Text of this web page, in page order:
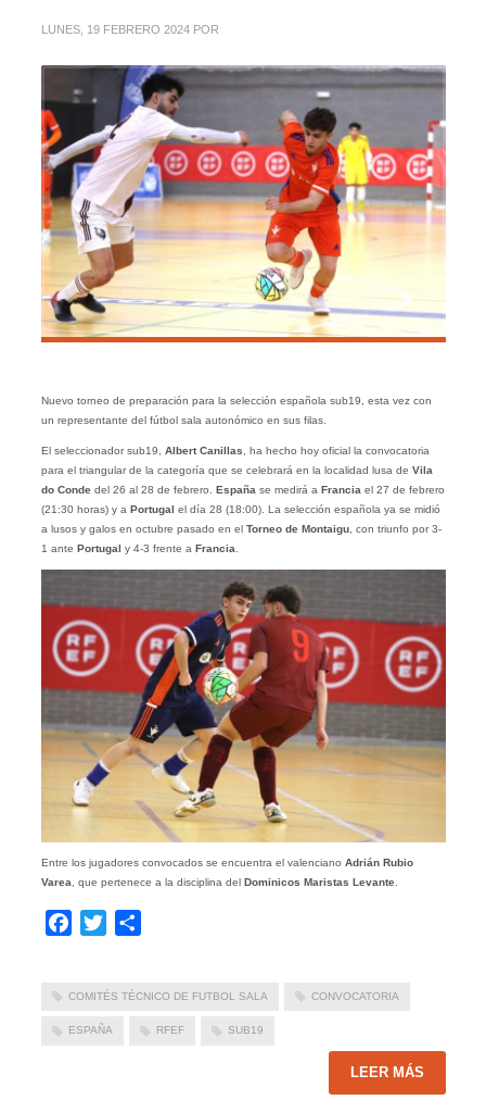
LUNES, 19 FEBRERO 2024 POR
Nuevo torneo de preparación para la selección española sub19, esta vez con
un representante del fútbol sala autonómico en sus filas.
El seleccionador sub19, Albert Canillas , ha hecho hoy oficial la convocatoria
para el triangular de la categoría que se celebrará en la localidad lusa de Vila
do Condedel 26 al 28 de febrero. España se medirá a Francia el 27 de febrero
(21:30 horas) y a Portugal el día 28 (18:00). La selección española ya se midió
a lusos y galos en octubre pasado en el Torneo de Montaigu, con triunfo por 3-
1 ante Portugal y 4-3 frente a Francia
Entre los jugadores convocados se encuentra el valenciano Adrián Rubio
Varea , que pertenece a la disciplina del Dominicos Maristas Levante.
Facebook
Twitter
COMITÉS TÉCNICO DE FUTBOL SALA CONVOCATORIA
ESPAÑA RFEF SUB19
LEER MÁS